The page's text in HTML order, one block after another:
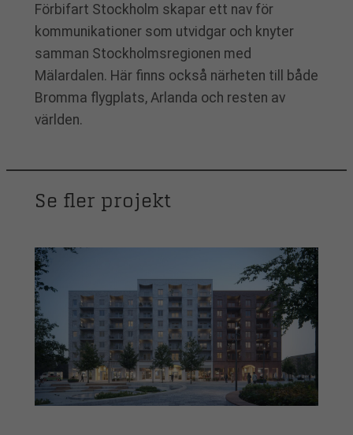
Förbifart Stockholm skapar ett nav för
kommunikationer som utvidgar och knyter
samman Stockholmsregionen med
Mälardalen. Här finns också närheten till både
Bromma flygplats, Arlanda och resten av
världen.
Se fler projekt